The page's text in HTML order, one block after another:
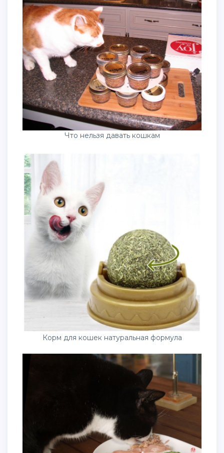
Что нельзя давать кошкам
Корм для кошек натуральная формула